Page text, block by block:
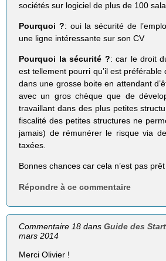
sociétés sur logiciel de plus de 100
Pourquoi ?: oui la sécurité de
une ligne intéressante sur son CV
Pourquoi la sécurité ?: car le droit
est tellement pourri qu’il est préférable
dans une grosse boite en attendant
avec un gros chèque que de
travaillant dans des plus petites
fiscalité des petites structures ne
jamais) de rémunérer le risque via
taxées.
Bonnes chances car cela n’est pas
Répondre à ce commentaire
Commentaire 18 dansGuide des
mars 2014
Merci Olivier !